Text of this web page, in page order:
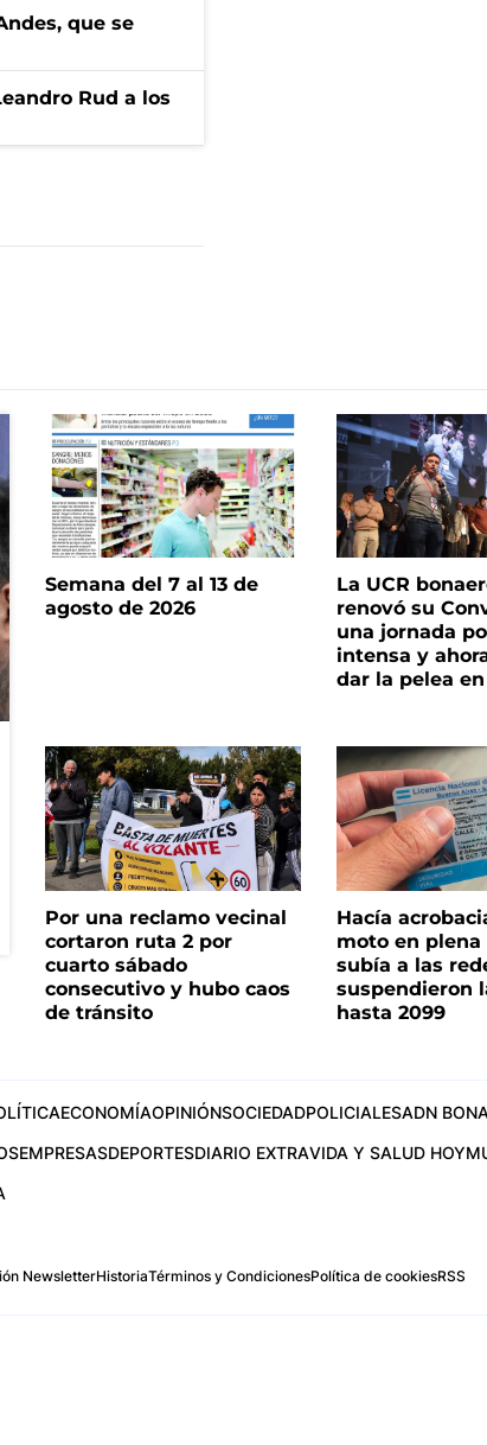
que se
Rud a los
Semana del 7 al 13 de
agosto de 2026
La UCR
renovó su
una jornada
intensa y
dar la pelea en
Por una reclamo vecinal
cortaron ruta 2 por
cuarto sábado
consecutivo y hubo caos
de tránsito
Hacía
moto en plena
subía a las
suspendieron
hasta 2099
ECONOMÍAOPINIÓNSOCIEDADPOLICIALESADN
EMPRESASDEPORTESDIARIO EXTRAVIDA Y SALUD HOY
NewsletterHistoriaTérminos y CondicionesPolítica de cookiesRSS